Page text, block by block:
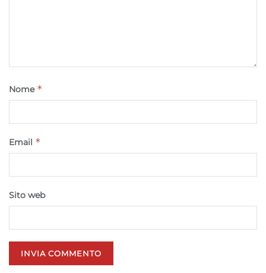
rilevare frodi, correggere errori, Erogare
Salvare e comunicare le scelte sulla
Nome *
Email *
Sito web